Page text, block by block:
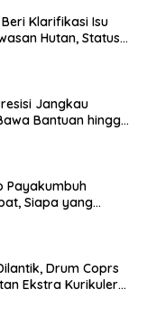
Klarifikasi Isu
Hutan, Status
Jangkau
Bantuan hingga
Payakumbuh
Siapa yang
Drum Coprs
Ekstra Kurikuler